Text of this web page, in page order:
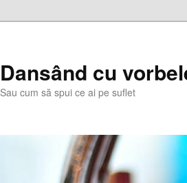
Dansând cu
Sau cum să spui ce ai pe suflet